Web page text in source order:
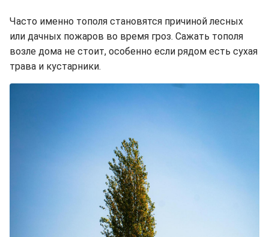
Часто именно тополя становятся причиной лесных
или дачных пожаров во время гроз. Сажать тополя
возле дома не стоит, особенно если рядом есть сухая
трава и кустарники.